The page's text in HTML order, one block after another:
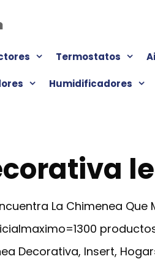
Termostatos
Humidificadores
La Chimenea
Decorativa, Insert,